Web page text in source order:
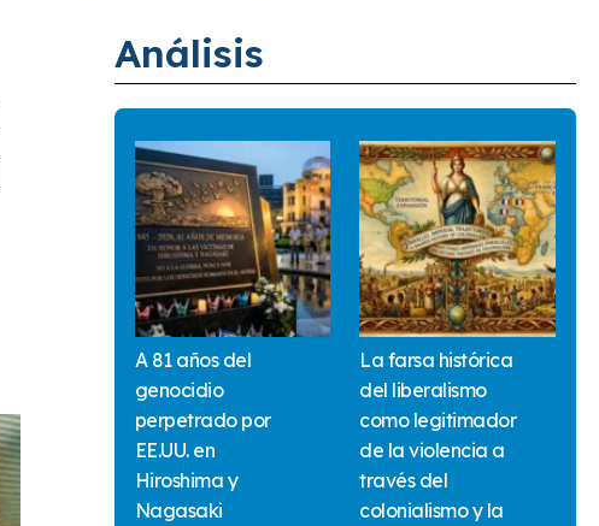
Análisis
A 81 años del
genocidio
perpetrado por
EE.UU. en
Hiroshima y
Nagasaki
La farsa histórica
del liberalismo
como legitimador
de la violencia a
través del
colonialismo y la